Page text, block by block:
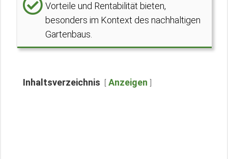
Vorteile und Rentabilität bieten,
besonders im Kontext des nachhaltigen
Gartenbaus.
Inhaltsverzeichnis Anzeigen